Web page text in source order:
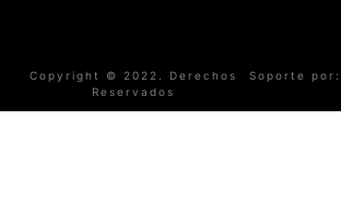
Copyright © 2022. Derechos
Reservados
Soporte por: